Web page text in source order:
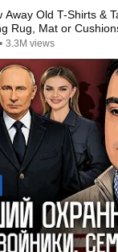
Away Old T-Shirts &
Rug, Mat or
• 3.3M views